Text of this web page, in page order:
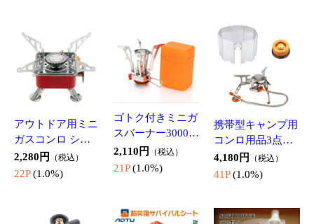
ねこあしチェアソ
ックス 猫柄 にゃ
んこ 椅子脚カバ
傷防止 床保護 か
わいいネコ足 ド
ット CATTCB04S
398円（税込）
【単品販売】 お
しゃれ ヘアゴム 3
レット ビーズ ヘ
アアクセサリー
真珠/パール風ヘ
アゴム HARUSET
(1.0%)
結ばないゴム靴紐
2足セット ゴム紐
カプセルバックル
スニーカー ブー
ツ シューズ 汎用
CPXD206
618円
6P (1.0%)